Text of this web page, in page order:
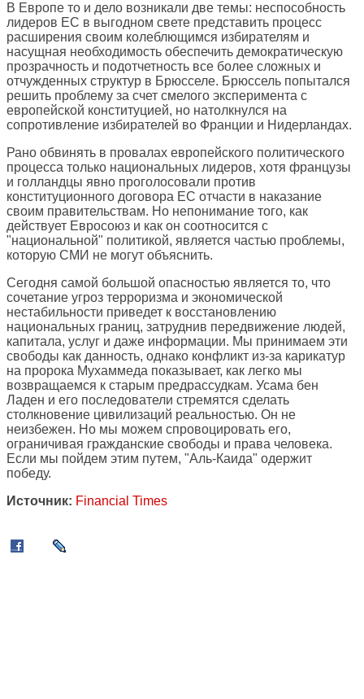
В Европе то и дело возникали две темы: неспособность
лидеров ЕС в выгодном свете представить процесс
расширения своим колеблющимся избирателям и
насущная необходимость обеспечить демократическую
прозрачность и подотчетность все более сложных и
отчужденных структур в Брюсселе. Брюссель попытался
решить проблему за счет смелого эксперимента с
европейской конституцией, но натолкнулся на
сопротивление избирателей во Франции и Нидерландах.
Рано обвинять в провалах европейского политического
процесса только национальных лидеров, хотя французы
и голландцы явно проголосовали против
конституционного договора ЕС отчасти в наказание
своим правительствам. Но непонимание того, как
действует Евросоюз и как он соотносится с
"национальной" политикой, является частью проблемы,
которую СМИ не могут объяснить.
Сегодня самой большой опасностью является то, что
сочетание угроз терроризма и экономической
нестабильности приведет к восстановлению
национальных границ, затруднив передвижение людей,
капитала, услуг и даже информации. Мы принимаем эти
свободы как данность, однако конфликт из-за карикатур
на пророка Мухаммеда показывает, как легко мы
возвращаемся к старым предрассудкам. Усама бен
Ладен и его последователи стремятся сделать
столкновение цивилизаций реальностью. Он не
неизбежен. Но мы можем спровоцировать его,
ограничивая гражданские свободы и права человека.
Если мы пойдем этим путем, "Аль-Каида" одержит
победу.
Источник: Financial Times